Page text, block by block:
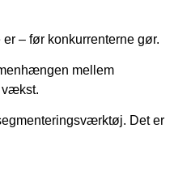
– før konkurrenterne gør.
mellem
vækst.
Det er